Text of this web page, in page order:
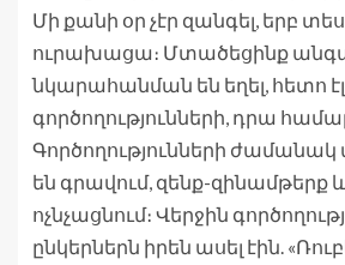
Մի քանի օր չէր զանգել, երբ
ուրախացա։ Մտածեցինք
նկարահանման են եղել, հետո էլ
գործողությունների, դրա
Գործողությունների
են գրավում, զենք-զինամթերք
ոչնչացնում։ Վերջին
ընկերներն իրեն ասել էին.